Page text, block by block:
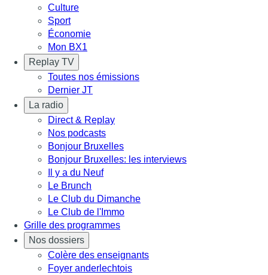
Culture
Sport
Économie
Mon BX1
Replay TV
Toutes nos émissions
Dernier JT
La radio
Direct & Replay
Nos podcasts
Bonjour Bruxelles
Bonjour Bruxelles: les interviews
Il y a du Neuf
Le Brunch
Le Club du Dimanche
Le Club de l'Immo
Grille des programmes
Nos dossiers
Colère des enseignants
Foyer anderlechtois